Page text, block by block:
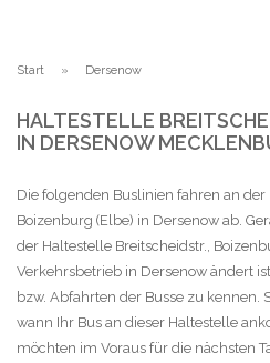
Start Dersenow
HALTESTELLE
IN DERSENOW
Die folgenden Buslinien fahren an der
Boizenburg (Elbe) in Dersenow ab.
der Haltestelle Breitscheidstr.,
Verkehrsbetrieb in Dersenow ändert
bzw. Abfahrten der Busse zu kennen.
wann Ihr Bus an dieser Haltestelle
möchten im Voraus für die nächsten